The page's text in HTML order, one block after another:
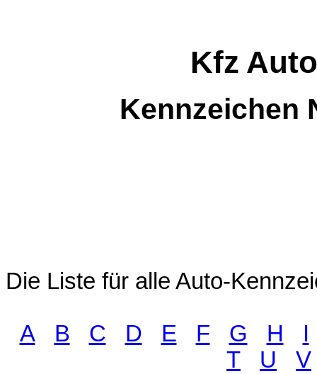
Kfz
Kennzeichen
Die Liste für alle Auto-
A B C D E F G H
I
T
U V